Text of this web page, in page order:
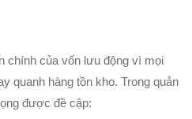
chính của vốn lưu động vì mọi
quanh hàng tồn kho. Trong quản
được đề cập: